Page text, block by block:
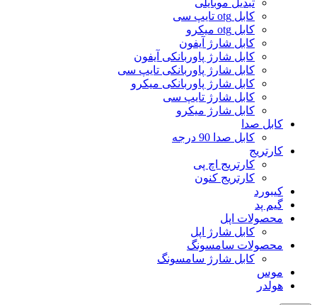
تبدیل موبایلی
کابل otg تایپ سی
کابل otg میکرو
کابل شارژ آیفون
کابل شارژ پاوربانکی آیفون
کابل شارژ پاوربانکی تایپ سی
کابل شارژ پاوربانکی میکرو
کابل شارژ تایپ سی
کابل شارژ میکرو
کابل صدا
کابل صدا 90 درجه
کارتریج
کارتریج اچ پی
کارتریج کنون
کیبورد
گیم پد
محصولات اپل
کابل شارژ اپل
محصولات سامسونگ
کابل شارژ سامسونگ
موس
هولدر